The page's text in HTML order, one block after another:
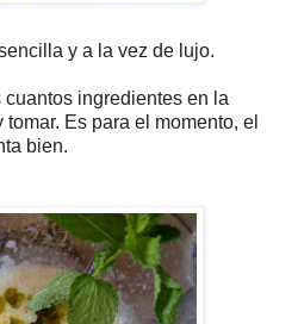
y a la vez de lujo.
ingredientes en la
Es para el momento, el
bien.